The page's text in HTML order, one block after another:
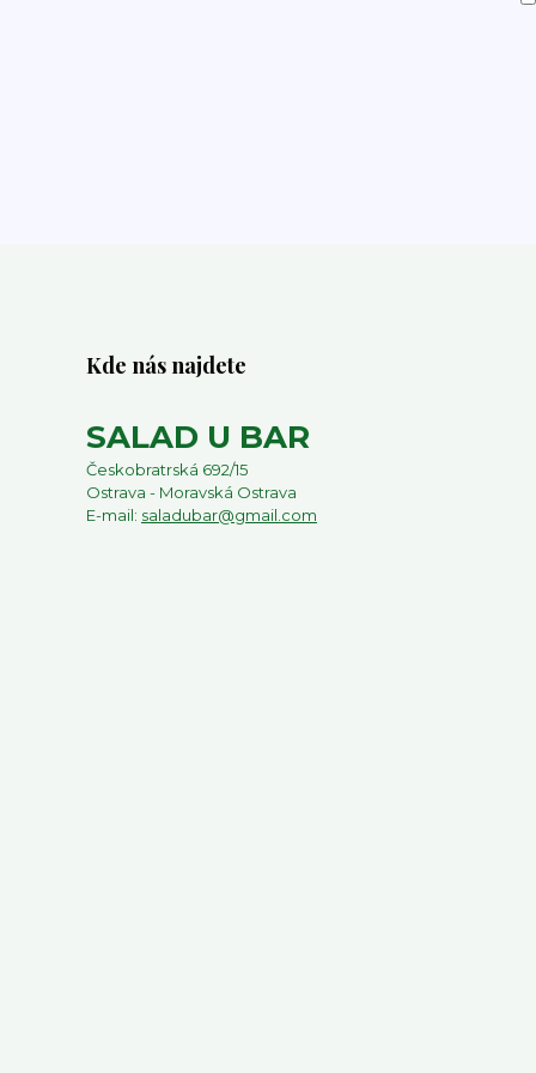
Kde nás najdete
SALAD U BAR
Českobratrská 692/15
Ostrava - Moravská Ostrava
E-mail: saladubar@gmail.com